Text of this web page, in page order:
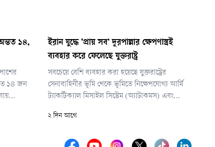
১৪,
১৪ জন
তবে
ইরান যুদ্ধে ‘প্রায় সব’ দূরপাল্লার ক্ষেপণাস্ত্রই
ব্যবহার করে ফেলেছে যুক্তরাষ্ট্র
সবচেয়ে বেশি ব্যবহার করা হয়েছে যুক্তরাষ্ট্রের
সেনাবাহিনীর ভূমি থেকে ভূমিতে নিক্ষেপযোগ্য আর্মি
ট্যাকটিক্যাল মিসাইল সিস্টেম (অ্যাটাকমস) এবং
ভাষ্য, এসব দূরপাল্লার ক্ষেপণাস্ত্রের ‘প্রায় সবই’
২ দিন আগে